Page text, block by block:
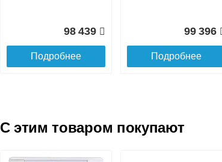
ITTBL.190.400.4500
itermic Конвектор
98 439
Подробнее
99 396
Подробнее
C этим товаром покупают